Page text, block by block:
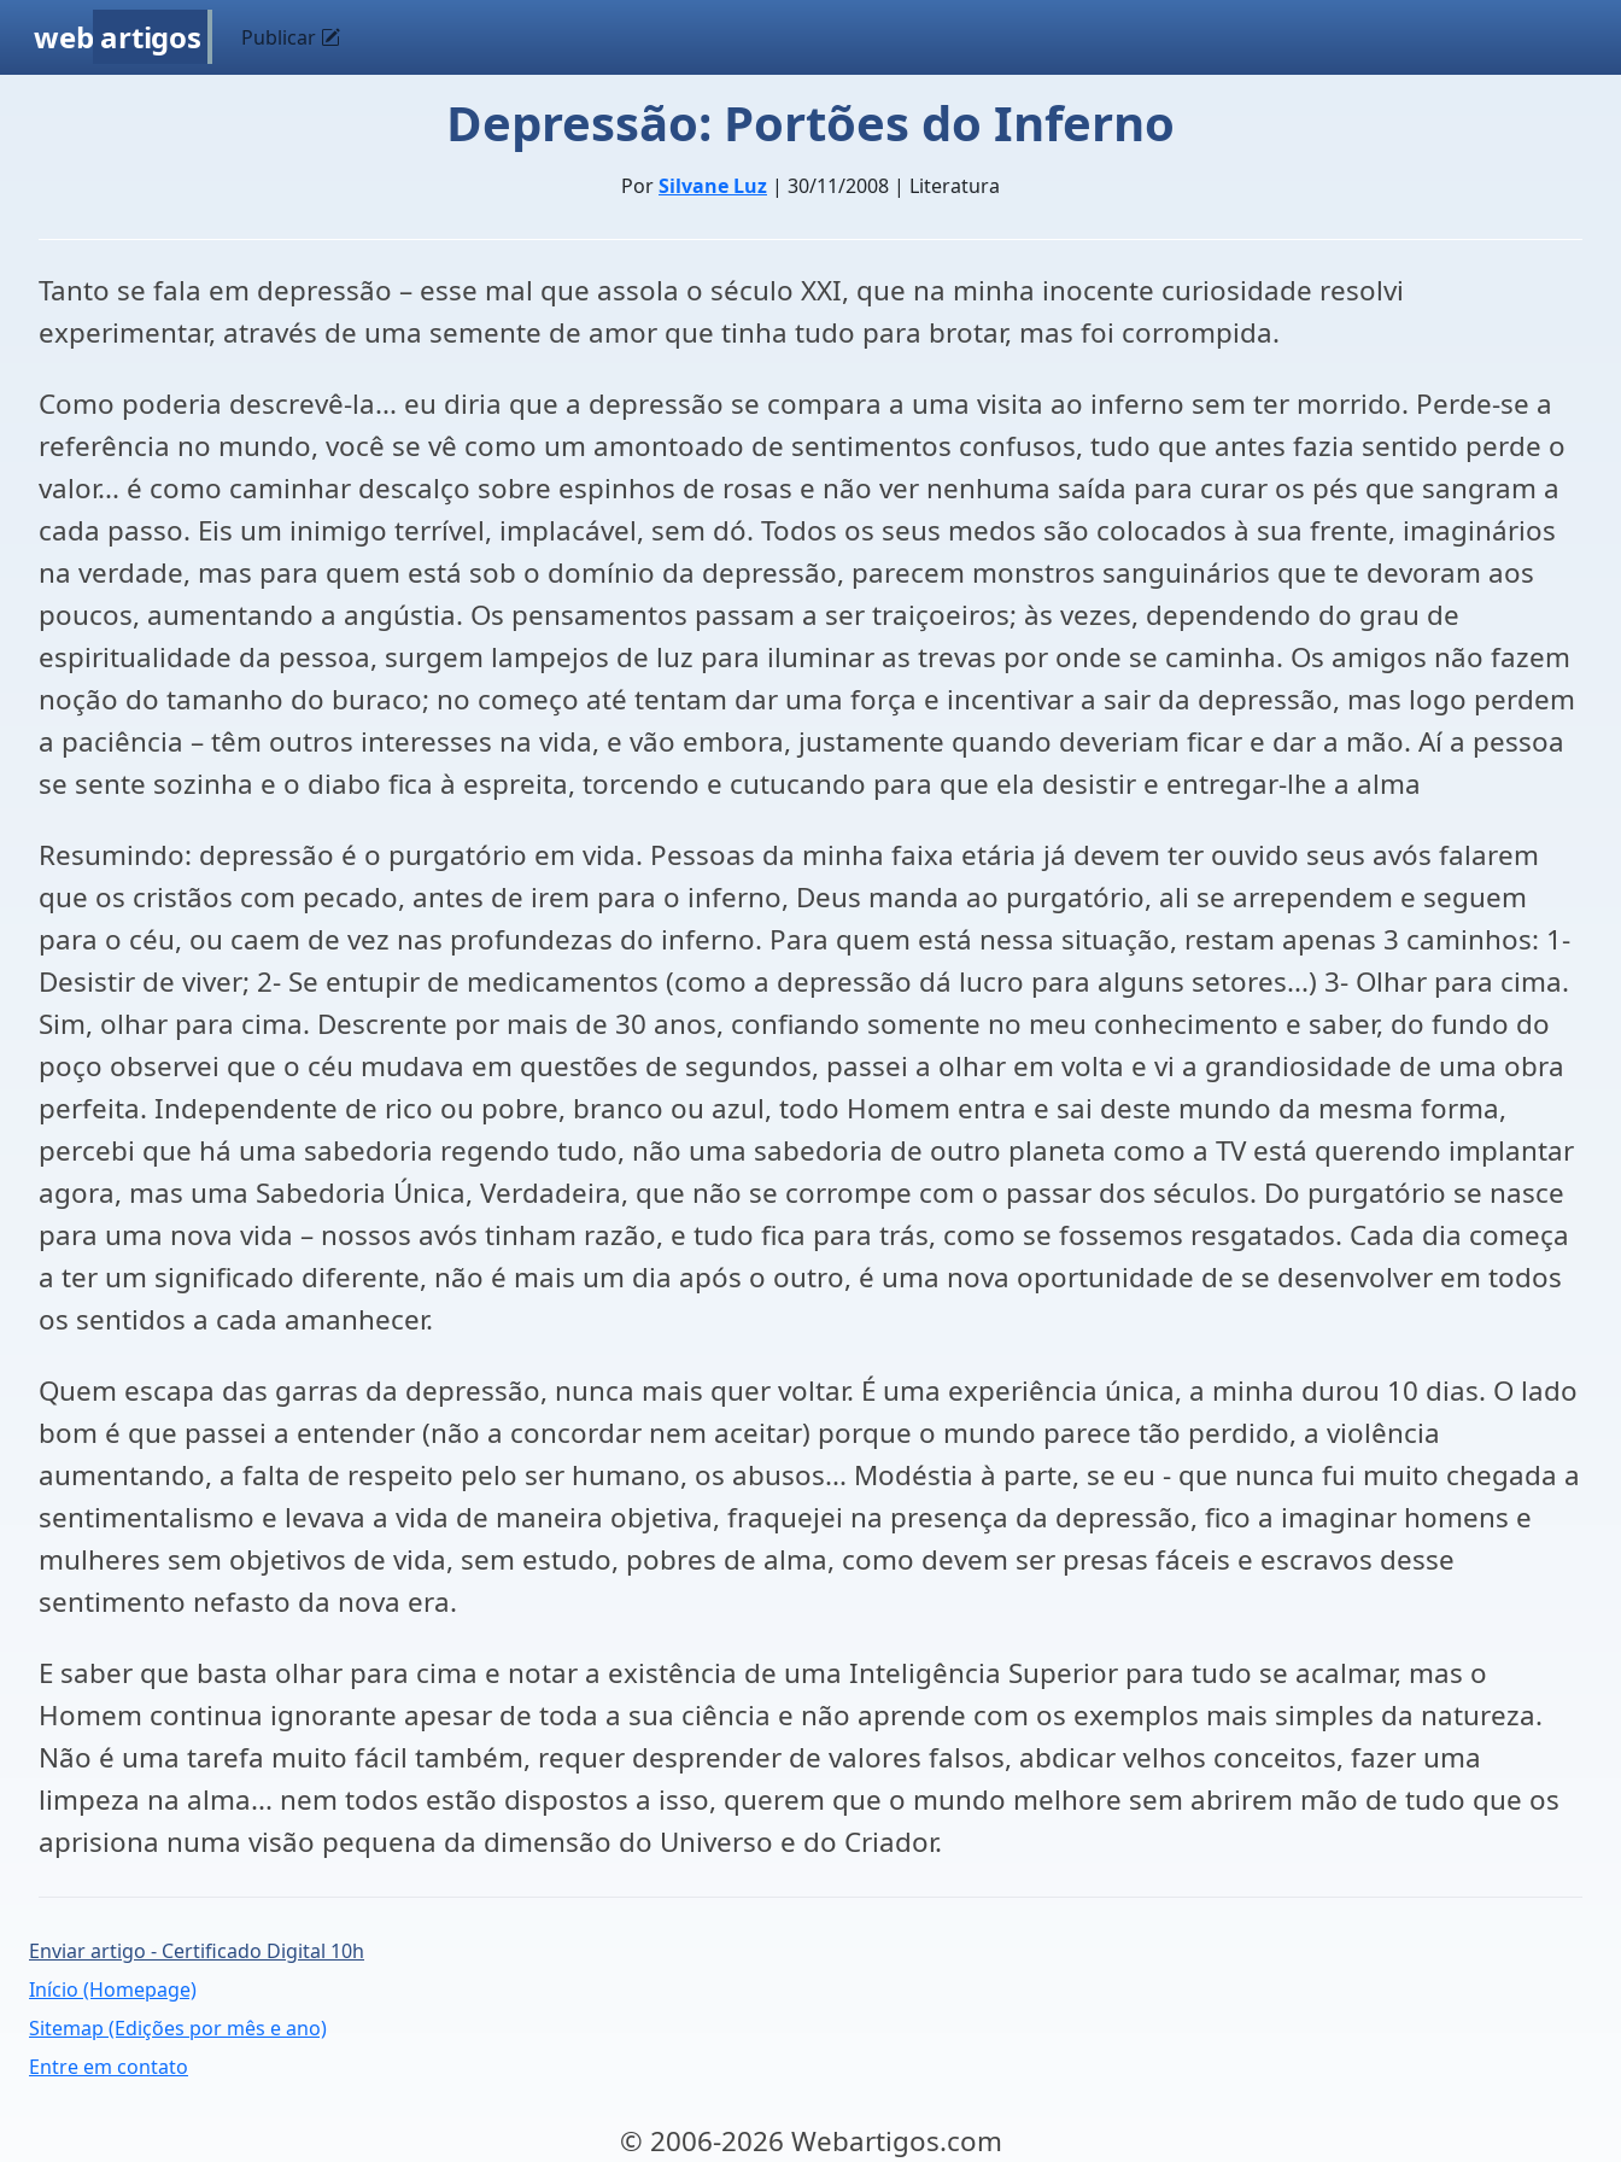
web artigos Publicar
Depressão: Portões do Inferno
PorSilvane Luz | 30/11/2008 | Literatura
Tanto se fala em depressão – esse mal que assola o século XXI, que na minha inocente curiosidade resolvi
experimentar, através de uma semente de amor que tinha tudo para brotar, mas foi corrompida.
Como poderia descrevê-la... eu diria que a depressão se compara a uma visita ao inferno sem ter morrido. Perde-se a
referência no mundo, você se vê como um amontoado de sentimentos confusos, tudo que antes fazia sentido perde o
valor... é como caminhar descalço sobre espinhos de rosas e não ver nenhuma saída para curar os pés que sangram a
cada passo. Eis um inimigo terrível, implacável, sem dó. Todos os seus medos são colocados à sua frente, imaginários
na verdade, mas para quem está sob o domínio da depressão, parecem monstros sanguinários que te devoram aos
poucos, aumentando a angústia. Os pensamentos passam a ser traiçoeiros; às vezes, dependendo do grau de
espiritualidade da pessoa, surgem lampejos de luz para iluminar as trevas por onde se caminha. Os amigos não fazem
noção do tamanho do buraco; no começo até tentam dar uma força e incentivar a sair da depressão, mas logo perdem
a paciência – têm outros interesses na vida, e vão embora, justamente quando deveriam ficar e dar a mão. Aí a pessoa
se sente sozinha e o diabo fica à espreita, torcendo e cutucando para que ela desistir e entregar-lhe a alma
Resumindo: depressão é o purgatório em vida. Pessoas da minha faixa etária já devem ter ouvido seus avós falarem
que os cristãos com pecado, antes de irem para o inferno, Deus manda ao purgatório, ali se arrependem e seguem
para o céu, ou caem de vez nas profundezas do inferno. Para quem está nessa situação, restam apenas 3 caminhos: 1-
Desistir de viver; 2- Se entupir de medicamentos (como a depressão dá lucro para alguns setores...) 3- Olhar para cima.
Sim, olhar para cima. Descrente por mais de 30 anos, confiando somente no meu conhecimento e saber, do fundo do
poço observei que o céu mudava em questões de segundos, passei a olhar em volta e vi a grandiosidade de uma obra
perfeita. Independente de rico ou pobre, branco ou azul, todo Homem entra e sai deste mundo da mesma forma,
percebi que há uma sabedoria regendo tudo, não uma sabedoria de outro planeta como a TV está querendo implantar
agora, mas uma Sabedoria Única, Verdadeira, que não se corrompe com o passar dos séculos. Do purgatório se nasce
para uma nova vida – nossos avós tinham razão, e tudo fica para trás, como se fossemos resgatados. Cada dia começa
a ter um significado diferente, não é mais um dia após o outro, é uma nova oportunidade de se desenvolver em todos
os sentidos a cada amanhecer.
Quem escapa das garras da depressão, nunca mais quer voltar. É uma experiência única, a minha durou 10 dias. O lado
bom é que passei a entender (não a concordar nem aceitar) porque o mundo parece tão perdido, a violência
aumentando, a falta de respeito pelo ser humano, os abusos... Modéstia à parte, se eu - que nunca fui muito chegada a
sentimentalismo e levava a vida de maneira objetiva, fraquejei na presença da depressão, fico a imaginar homens e
mulheres sem objetivos de vida, sem estudo, pobres de alma, como devem ser presas fáceis e escravos desse
sentimento nefasto da nova era.
E saber que basta olhar para cima e notar a existência de uma Inteligência Superior para tudo se acalmar, mas o
Homem continua ignorante apesar de toda a sua ciência e não aprende com os exemplos mais simples da natureza.
Não é uma tarefa muito fácil também, requer desprender de valores falsos, abdicar velhos conceitos, fazer uma
limpeza na alma... nem todos estão dispostos a isso, querem que o mundo melhore sem abrirem mão de tudo que os
aprisiona numa visão pequena da dimensão do Universo e do Criador.
Enviar artigo - Certificado Digital 10h
Início (Homepage)
Sitemap (Edições por mês e ano)
Entre em contato
© 2006-2026 Webartigos.com